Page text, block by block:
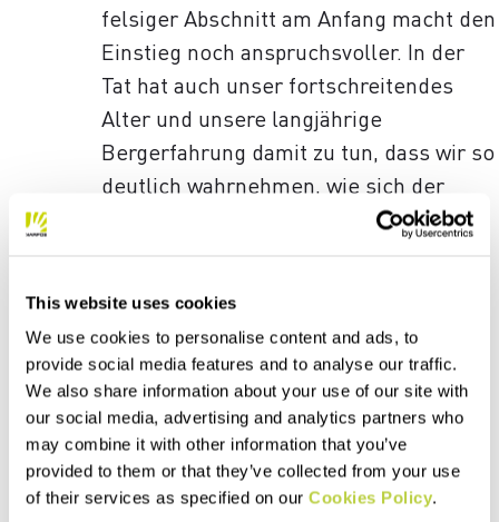
This website uses cookies
We use cookies to personalise content and ads, to
provide social media features and to analyse our traffic.
We also share information about your use of our site with
our social media, advertising and analytics partners who
may combine it with other information that you’ve
provided to them or that they’ve collected from your use
of their services as specified on our Cookies Policy.
felsiger Abschnitt am Anfang macht den
Einstieg noch anspruchsvoller. In der
Tat hat auch unser fortschreitendes
Alter und unsere langjährige
Bergerfahrung damit zu tun, dass wir so
deutlich wahrnehmen, wie sich der
Zustand der Gletscher verschlechtert.
So verlassen wir am nächsten Morgen kurz
vor Sonnenaufgang die Hütte undgleiten
mit den Ski die sanften Hänge des
Jungfraufirn hinunter . Genau genommen